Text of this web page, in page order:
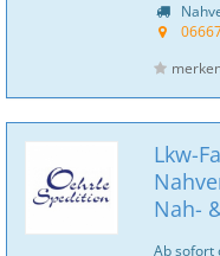
Lkw-
Nah-
Ab sofort